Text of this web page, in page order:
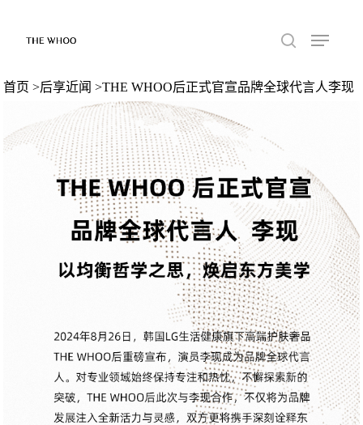
首页>后享近闻>THE WHOO后正式官宣品牌全球代言人李现